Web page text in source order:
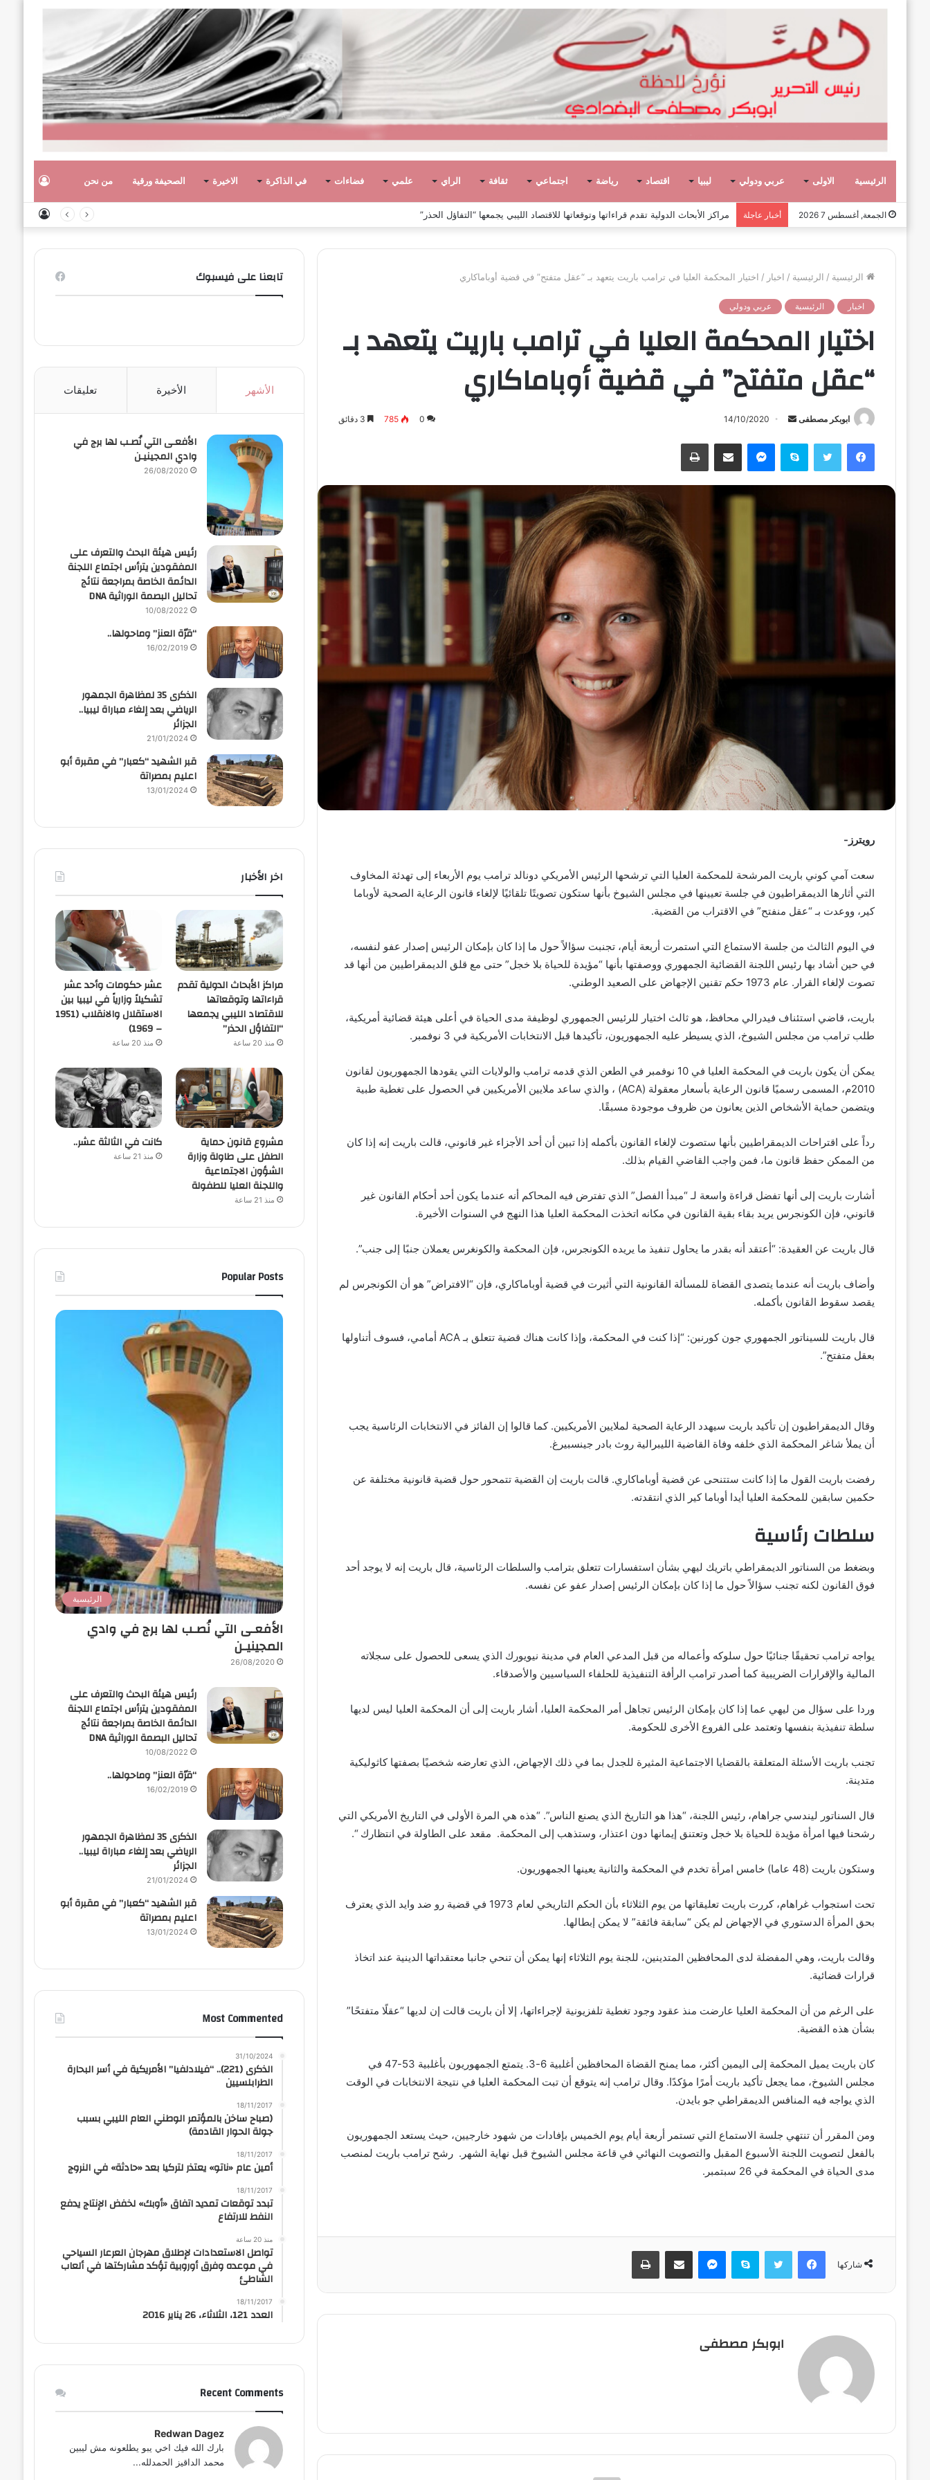
الرئيسية الاولى عربي ودولي ليبيا اقتصاد رياضة اجتماعي ثقافة الراي علمي فضاءات في الذاكرة الاخيرة الصحيفة ورقية من نحن
الجمعة, أغسطس 7 2026 أخبار عاجلة عشر حكومات وأحد عشر تشكيلاً وزارياً في ليبيا بين الاستقلال والانقلاب (1951 – 1969)
الرئيسية / الرئيسية / اخبار / اختيار المحكمة العليا في ترامب باريت يتعهد بـ “عقل متفتح” في قضية أوباماكاري
اخبار الرئيسية عربي ودولي
اختيار المحكمة العليا في ترامب باريت يتعهد بـ
“عقل متفتح” في قضية أوباماكاري
ابوبكر مصطفى
أ
ب
ي
14/10/2020
0
785
فيسبوك تويتر سكايب ماسنجر مشاركة عبر البريد طباعة
رويترز-
سعت آمي كوني باريت المرشحة للمحكمة العليا التي ترشحها الرئيس الأمريكي دونالد ترامب يوم الأربعاء إلى تهدئة المخاوف
التي أثارها الديمقراطيون في جلسة تعيينها في مجلس الشيوخ بأنها ستكون تصويتًا تلقائيًا لإلغاء قانون الرعاية الصحية لأوباما
كير، ووعدت بـ “عقل منفتح” في الاقتراب من القضية.
في اليوم الثالث من جلسة الاستماع التي استمرت أربعة أيام، تجنبت سؤالاً حول ما إذا كان بإمكان الرئيس إصدار عفو لنفسه،
في حين أشاد بها رئيس اللجنة القضائية الجمهوري ووصفتها بأنها “مؤيدة للحياة بلا خجل” حتى مع قلق الديمقراطيين من أنها قد
تصوت لإلغاء القرار. عام 1973 حكم تقنين الإجهاض على الصعيد الوطني.
باريت، قاضي استئناف فيدرالي محافظ، هو ثالث اختيار للرئيس الجمهوري لوظيفة مدى الحياة في أعلى هيئة قضائية أمريكية،
طلب ترامب من مجلس الشيوخ، الذي يسيطر عليه الجمهوريون، تأكيدها قبل الانتخابات الأمريكية في 3 نوفمبر.
يمكن أن يكون باريت في المحكمة العليا في 10 نوفمبر في الطعن الذي قدمه ترامب والولايات التي يقودها الجمهوريون لقانون
2010م، المسمى رسميًا قانون الرعاية بأسعار معقولة (ACA) ، والذي ساعد ملايين الأمريكيين في الحصول على تغطية طبية
ويتضمن حماية الأشخاص الذين يعانون من ظروف موجودة مسبقًا.
رداً على اقتراحات الديمقراطيين بأنها ستصوت لإلغاء القانون بأكمله إذا تبين أن أحد الأجزاء غير قانوني، قالت باريت إنه إذا كان
من الممكن حفظ قانون ما، فمن واجب القاضي القيام بذلك.
أشارت باريت إلى أنها تفضل قراءة واسعة لـ “مبدأ الفصل” الذي تفترض فيه المحاكم أنه عندما يكون أحد أحكام القانون غير
قانوني، فإن الكونجرس يريد بقاء بقية القانون في مكانه اتخذت المحكمة العليا هذا النهج في السنوات الأخيرة.
قال باريت عن العقيدة: “أعتقد أنه بقدر ما يحاول تنفيذ ما يريده الكونجرس، فإن المحكمة والكونغرس يعملان جنبًا إلى جنب”.
وأضاف باريت أنه عندما يتصدى القضاة للمسألة القانونية التي أثيرت في قضية أوباماكاري، فإن “الافتراض” هو أن الكونجرس لم
يقصد سقوط القانون بأكمله.
قال باريت للسيناتور الجمهوري جون كورنين: “إذا كنت في المحكمة، وإذا كانت هناك قضية تتعلق بـ ACA أمامي، فسوف أتناولها
بعقل متفتح”.
وقال الديمقراطيون إن تأكيد باريت سيهدد الرعاية الصحية لملايين الأمريكيين. كما قالوا إن الفائز في الانتخابات الرئاسية يجب
أن يملأ شاغر المحكمة الذي خلفه وفاة القاضية الليبرالية روث بادر جينسبيرغ.
رفضت باريت القول ما إذا كانت ستتنحى عن قضية أوباماكاري. قالت باريت إن القضية تتمحور حول قضية قانونية مختلفة عن
حكمين سابقين للمحكمة العليا أيدا أوباما كير الذي انتقدته.
سلطات رئاسية
وبضغط من السناتور الديمقراطي باتريك ليهي بشأن استفسارات تتعلق بترامب والسلطات الرئاسية، قال باريت إنه لا يوجد أحد
فوق القانون لكنه تجنب سؤالاً حول ما إذا كان بإمكان الرئيس إصدار عفو عن نفسه.
يواجه ترامب تحقيقًا جنائيًا حول سلوكه وأعماله من قبل المدعي العام في مدينة نيويورك الذي يسعى للحصول على سجلاته
المالية والإقرارات الضريبية كما أصدر ترامب الرأفة التنفيذية للحلفاء السياسيين والأصدقاء.
وردا على سؤال من ليهي عما إذا كان بإمكان الرئيس تجاهل أمر المحكمة العليا، أشار باريت إلى أن المحكمة العليا ليس لديها
سلطة تنفيذية بنفسها وتعتمد على الفروع الأخرى للحكومة.
تجنب باريت الأسئلة المتعلقة بالقضايا الاجتماعية المثيرة للجدل بما في ذلك الإجهاض، الذي تعارضه شخصيًا بصفتها كاثوليكية
متدينة.
قال السناتور ليندسي جراهام، رئيس اللجنة، “هذا هو التاريخ الذي يصنع الناس”. “هذه هي المرة الأولى في التاريخ الأمريكي التي
رشحنا فيها امرأة مؤيدة للحياة بلا خجل وتعتنق إيمانها دون اعتذار، وستذهب إلى المحكمة. مقعد على الطاولة في انتظارك “.
وستكون باريت (48 عاما) خامس امرأة تخدم في المحكمة والثانية يعينها الجمهوريون.
تحت استجواب غراهام، كررت باريت تعليقاتها من يوم الثلاثاء بأن الحكم التاريخي لعام 1973 في قضية رو ضد وايد الذي يعترف
بحق المرأة الدستوري في الإجهاض لم يكن “سابقة فائقة” لا يمكن إبطالها.
وقالت باريت، وهي المفضلة لدى المحافظين المتدينين، للجنة يوم الثلاثاء إنها يمكن أن تنحي جانبا معتقداتها الدينية عند اتخاذ
قرارات قضائية.
على الرغم من أن المحكمة العليا عارضت منذ عقود وجود تغطية تلفزيونية لإجراءاتها، إلا أن باريت قالت إن لديها “عقلًا متفتحًا”
بشأن هذه القضية.
كان باريت يميل المحكمة إلى اليمين أكثر، مما يمنح القضاة المحافظين أغلبية 6-3. يتمتع الجمهوريون بأغلبية 53-47 في
مجلس الشيوخ، مما يجعل تأكيد باريت أمرًا مؤكدًا. وقال ترامب إنه يتوقع أن تبت المحكمة العليا في نتيجة الانتخابات في الوقت
الذي يواجه فيه المنافس الديمقراطي جو بايدن.
ومن المقرر أن تنتهي جلسة الاستماع التي تستمر أربعة أيام يوم الخميس بإفادات من شهود خارجيين، حيث يستعد الجمهوريون
بالفعل لتصويت اللجنة الأسبوع المقبل والتصويت النهائي في قاعة مجلس الشيوخ قبل نهاية الشهر. رشح ترامب باريت لمنصب
مدى الحياة في المحكمة في 26 سبتمبر.
شاركها
فيسبوك تويتر سكايب ماسنجر مشاركة عبر البريد طباعة
ابوبكر مصطفى
تابعنا على فيسبوك
الأشهر الأخيرة تعليقات
الأفعـى التي نُصـب لها برج في
وادي المجينيـن
26/08/2020
رئيس هيئة البحث والتعرف على
المفقودين يترأس اجتماع اللجنة
الدائمة الخاصة بمراجعة نتائج
تحاليل البصمة الوراثية DNA
10/08/2022
“قرّة العنز” وماحولها..
16/02/2019
الذكرى 35 لمظاهرة الجمهور
الرياضي بعد إلغاء مباراة ليبيا..
الجزائر
21/01/2024
قبر الشهيد “كعبار” في مقبرة أبو
اعليم بمصراتة
13/01/2024
اخر الأخبار
مراكز الأبحاث الدولية تقدم
قراءاتها وتوقعاتها
للاقتصاد الليبي يجمعها
“التفاؤل الحذر”
منذ 20 ساعة
عشر حكومات وأحد عشر
تشكيلاً وزارياً في ليبيا بين
الاستقلال والانقلاب (1951
– 1969)
منذ 20 ساعة
مشروع قانون حماية
الطفل على طاولة وزارة
الشؤون الاجتماعية
واللجنة العليا للطفولة
منذ 21 ساعة
كانت في الثالثة عشر..
منذ 21 ساعة
Popular Posts
الرئيسية
الأفعـى التي نُصـب لها برج في وادي
المجينيـن
26/08/2020
رئيس هيئة البحث والتعرف على
المفقودين يترأس اجتماع اللجنة
الدائمة الخاصة بمراجعة نتائج
تحاليل البصمة الوراثية DNA
10/08/2022
“قرّة العنز” وماحولها..
16/02/2019
الذكرى 35 لمظاهرة الجمهور
الرياضي بعد إلغاء مباراة ليبيا..
الجزائر
21/01/2024
قبر الشهيد “كعبار” في مقبرة أبو
اعليم بمصراتة
13/01/2024
Most Commented
31/10/2024
الذكرى (221).. “فيلادلفيا” الأمريكية في أسر البحارة
الطرابلسيين
18/11/2017
(صباح ساخن بالمؤتمر الوطني العام الليبي بسبب
جولة الحوار القادمة)
18/11/2017
أمين عام «ناتو» يعتذر لتركيا بعد «حادثة» في النروج
18/11/2017
تبدد توقعات تمديد اتفاق «أوبك» لخفض الإنتاج يدفع
النفط للارتفاع
منذ 20 ساعة
تواصل الاستعدادات لإطلاق مهرجان العرعار السياحي
في موعده وفرق أوروبية تؤكد مشاركتها في ألعاب
الشاطئ
18/11/2017
العدد 121، الثلاثاء، 26 يناير 2016
Recent Comments
Redwan Dagez
بارك الله فيك اخي يبو يطلعونه مش ليبين
محمد الداقيز الحمدلله...